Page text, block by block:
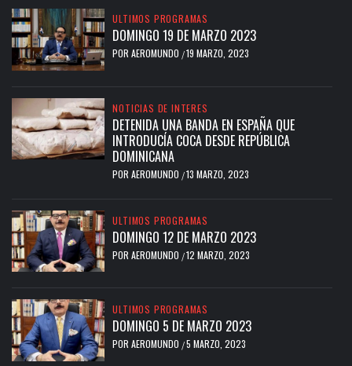
ULTIMOS PROGRAMAS
DOMINGO 19 DE MARZO 2023
POR AEROMUNDO /19 MARZO, 2023
NOTICIAS DE INTERES
DETENIDA UNA BANDA EN ESPAÑA QUE
INTRODUCÍA COCA DESDE REPÚBLICA
DOMINICANA
POR AEROMUNDO /13 MARZO, 2023
ULTIMOS PROGRAMAS
DOMINGO 12 DE MARZO 2023
POR AEROMUNDO /12 MARZO, 2023
ULTIMOS PROGRAMAS
DOMINGO 5 DE MARZO 2023
POR AEROMUNDO /5 MARZO, 2023